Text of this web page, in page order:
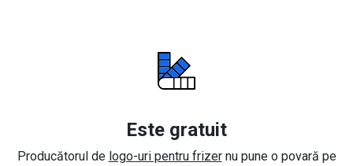
Este gratuit
Producătorul de logo-uri pentru frizernu pune o povară pe